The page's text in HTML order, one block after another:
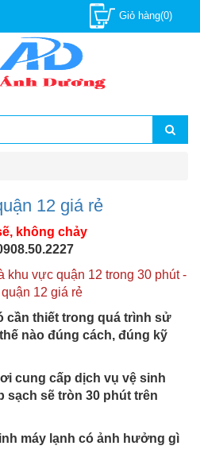
Giỏ hàng(0)
12 giá rẻ
không chảy
khu vực quận 12 trong 30 phút -
12 giá rẻ
cần thiết trong quá trình sử
nào đúng cách, đúng kỹ
cung cấp dịch vụ vệ sinh
sạch sẽ tròn 30 phút trên
máy lạnh có ảnh hưởng gì